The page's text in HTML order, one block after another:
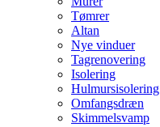
Tømrer
Altan
Nye vinduer
Tagrenovering
Isolering
Hulmursisolering
Omfangsdræn
Skimmelsvamp